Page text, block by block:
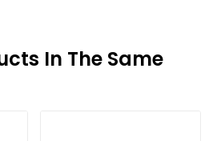
In The Same